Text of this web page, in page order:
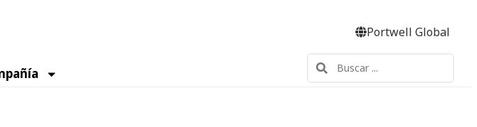
Portwell Global